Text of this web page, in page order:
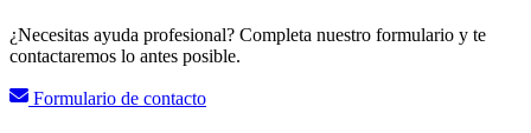
¿Necesitas ayuda profesional? Completa nuestro formulario y te
contactaremos lo antes posible.
Formulario de contacto